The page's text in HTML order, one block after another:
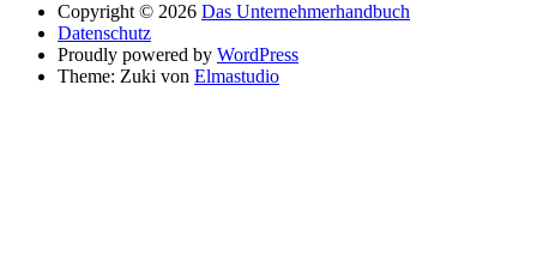
Copyright © 2026 Das Unternehmerhandbuch
Datenschutz
Proudly powered by WordPress
Theme: Zuki von Elmastudio